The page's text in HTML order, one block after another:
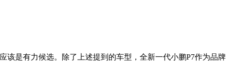
该是有力候选。除了上述提到的车型，全新一代小鹏P7作为品牌